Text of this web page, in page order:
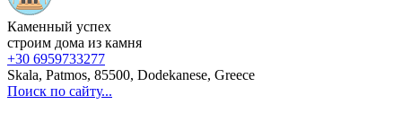
Каменный успех
строим дома из камня
+30 6959733277
Skala, Patmos, 85500, Dodekanese, Greece
Поиск по сайту...